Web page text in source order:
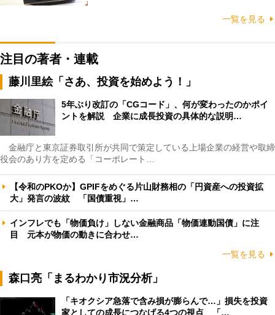
一覧を見る
注目の著者・連載
藤川里絵「さあ、投資を始めよう！」
5年ぶり改訂の「CGコード」、何が変わったのかポイ
ントを解説 企業に成長投資の具体的な説明…
金融庁と東京証券取引所が共同で策定している上場企業の経営や取締
役会のあり方を定める「コーポレート…
【令和のPKOか】GPIFをめぐる片山財務相の「円資産への投資拡
大」発言の波紋 「国債重視」…
インフレでも「物価負け」しない金融商品「物価連動国債」に注
目 元本が物価の動きに合わせ…
一覧を見る
森口亮「まるわかり市況分析」
「キオクシア急落で含み損が膨らんで…」損失を投資
家としての成長につなげる4つの視点 「…